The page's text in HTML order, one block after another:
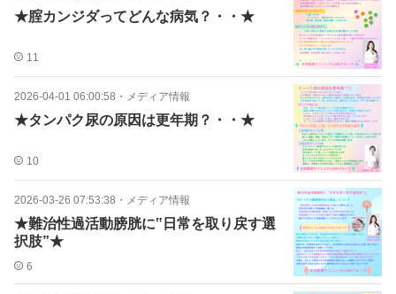
★腟カンジダってどんな病気？・・★
11
2026-04-01 06:00:58 ・ メディア情報
★タンパク尿の原因は更年期？・・★
10
2026-03-26 07:53:38 ・ メディア情報
★難治性過活動膀胱に‟日常を取り戻す選
択肢”★
6